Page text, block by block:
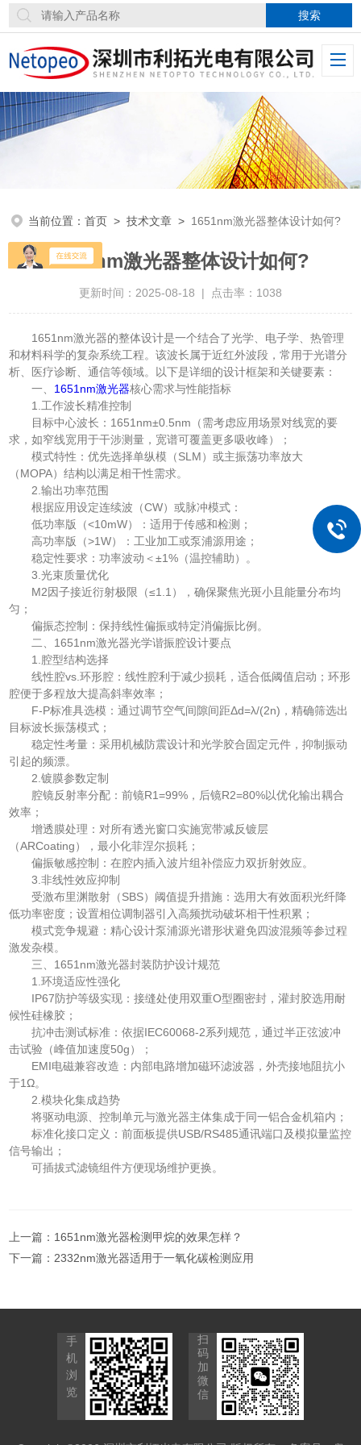
当前位置：首页 >技术文章 > 1651nm激光器整体设计如何?
1651nm激光器整体设计如何?
更新时间：2025-08-18 | 点击率：1038
1651nm激光器的整体设计是一个结合了光学、电子学、热管理
和材料科学的复杂系统工程。该波长属于近红外波段，常用于光谱分
析、医疗诊断、通信等领域。以下是详细的设计框架和关键要素：
一、 1651nm激光器核心需求与性能指标
1.工作波长精准控制
目标中心波长：1651nm±0.5nm（需考虑应用场景对线宽的要
求，如窄线宽用于干涉测量，宽谱可覆盖更多吸收峰）；
模式特性：优先选择单纵模（SLM）或主振荡功率放大
（MOPA）结构以满足相干性需求。
2.输出功率范围
根据应用设定连续波（CW）或脉冲模式：
低功率版（<10mW）：适用于传感和检测；
高功率版（>1W）：工业加工或泵浦源用途；
稳定性要求：功率波动＜±1%（温控辅助）。
3.光束质量优化
M2因子接近衍射极限（≤1.1），确保聚焦光斑小且能量分布均
匀；
偏振态控制：保持线性偏振或特定消偏振比例。
二、1651nm激光器光学谐振腔设计要点
1.腔型结构选择
线性腔vs.环形腔：线性腔利于减少损耗，适合低阈值启动；环形
腔便于多程放大提高斜率效率；
F-P标准具选模：通过调节空气间隙间距Δd=λ/(2n)，精确筛选出
目标波长振荡模式；
稳定性考量：采用机械防震设计和光学胶合固定元件，抑制振动
引起的频漂。
2.镀膜参数定制
腔镜反射率分配：前镜R1=99%，后镜R2=80%以优化输出耦合
效率；
增透膜处理：对所有透光窗口实施宽带减反镀层
（ARCoating），最小化菲涅尔损耗；
偏振敏感控制：在腔内插入波片组补偿应力双折射效应。
3.非线性效应抑制
受激布里渊散射（SBS）阈值提升措施：选用大有效面积光纤降
低功率密度；设置相位调制器引入高频扰动破坏相干性积累；
模式竞争规避：精心设计泵浦源光谱形状避免四波混频等参过程
激发杂模。
三、1651nm激光器封装防护设计规范
1.环境适应性强化
IP67防护等级实现：接缝处使用双重O型圈密封，灌封胶选用耐
候性硅橡胶；
抗冲击测试标准：依据IEC60068-2系列规范，通过半正弦波冲
击试验（峰值加速度50g）；
EMI电磁兼容改造：内部电路增加磁环滤波器，外壳接地阻抗小
于1Ω。
2.模块化集成趋势
将驱动电源、控制单元与激光器主体集成于同一铝合金机箱内；
标准化接口定义：前面板提供USB/RS485通讯端口及模拟量监控
信号输出；
可插拔式滤镜组件方便现场维护更换。
上一篇： 1651nm激光器检测甲烷的效果怎样？
下一篇： 2332nm激光器适用于一氧化碳检测应用
手
机
浏
览
扫
码
加
微
信